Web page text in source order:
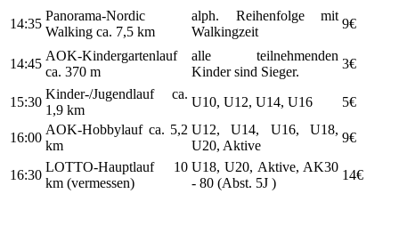
14:35
Panorama-Nordic
Walking ca. 7,5 km
alph. Reihenfolge mit
Walkingzeit
9€
14:45
AOK-Kindergartenlauf
ca. 370 m
alle teilnehmenden
Kinder sind Sieger.
3€
15:30
Kinder-/Jugendlauf ca.
1,9 km
U10, U12, U14, U16 5€
16:00
AOK-Hobbylauf ca. 5,2
km
U12, U14, U16, U18,
U20, Aktive
9€
16:30
LOTTO-Hauptlauf 10
km (vermessen)
U18, U20, Aktive, AK30
- 80 (Abst. 5J )
14€